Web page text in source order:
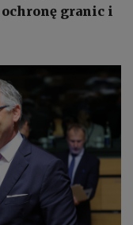
granic i